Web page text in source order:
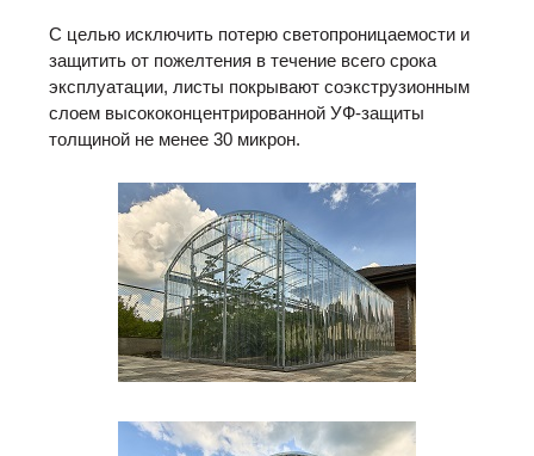
С целью исключить потерю светопроницаемости и
защитить от пожелтения в течение всего срока
эксплуатации, листы покрывают соэкструзионным
слоем высококонцентрированной УФ-защиты
толщиной не менее 30 микрон.